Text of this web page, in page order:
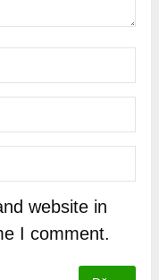
website in
I comment.